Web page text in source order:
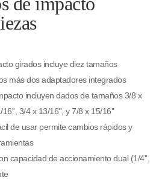
girados incluye diez tamaños
más dos adaptadores integrados
incluyen dados de tamaños 3/8 x
3/4 x 13/16'', y 7/8 x 15/16''
de usar permite cambios rápidos y
capacidad de accionamiento dual (1/4'',